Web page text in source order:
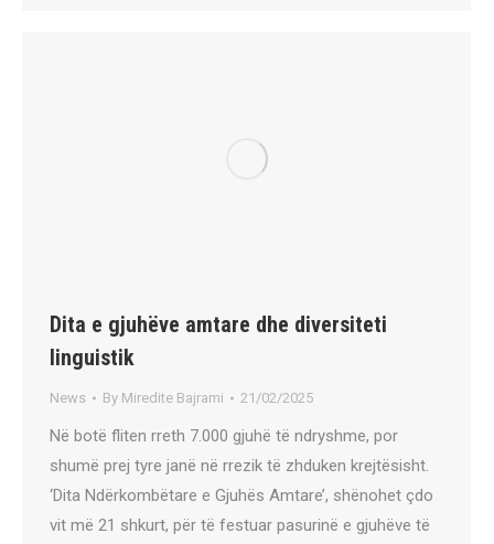
Dita e gjuhëve amtare dhe diversiteti
linguistik
News By Miredite Bajrami 21/02/2025
Në botë fliten rreth 7.000 gjuhë të ndryshme, por
shumë prej tyre janë në rrezik të zhduken krejtësisht.
‘Dita Ndërkombëtare e Gjuhës Amtare’, shënohet çdo
vit më 21 shkurt, për të festuar pasurinë e gjuhëve të